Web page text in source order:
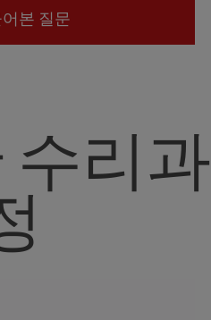
본 질문
수리과